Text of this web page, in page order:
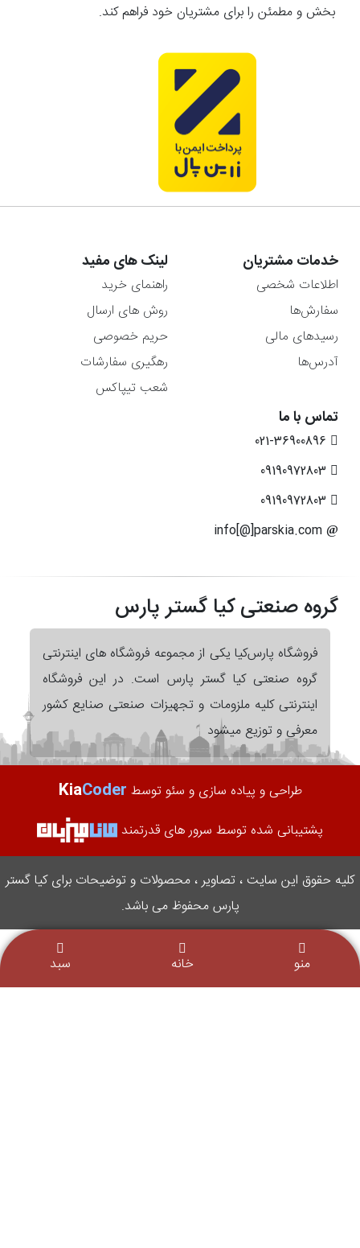
بخش و مطمئن را برای مشتریان خود فراهم کند.
خدمات مشتریان
اطلاعات شخصی
سفارش‌ها
رسیدهای مالی
آدرس‌ها
لینک های مفید
راهنمای خرید
روش های ارسال
حریم خصوصی
رهگیری سفارشات
شعب تیپاکس
تماس با ما
گروه صنعتی کیا گستر پارس
فروشگاه پارس‌کیا یکی از مجموعه فروشگاه های اینترنتی
گروه صنعتی کیا گستر پارس است. در این فروشگاه
اینترنتی کلیه ملزومات و تجهیزات صنعتی صنایع کشور
معرفی و توزیع میشود
طراحی و پیاده سازی و سئو توسط KiaCoder
پشتیبانی شده توسط سرور های قدرتمند
کلیه حقوق این سایت ، تصاویر ، محصولات و توضیحات برای کیا گستر
پارس محفوظ می باشد.
منو خانه سبد